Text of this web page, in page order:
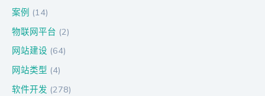
案例 (14)
物联网平台 (2)
网站建设 (64)
网站类型 (4)
软件开发 (278)